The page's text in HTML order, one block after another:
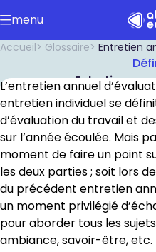
Accéder au contenu
Afficher le
menu
le menu
Accueil Glossaire Entretien
Entretien
L’entretien annuel
entretien individuel se
d’évaluation du travail et
sur l’année écoulée. Mais
moment de faire un point
les deux parties ; soit lors
du précédent entretien
un moment privilégié
pour aborder tous les
ambiance, savoir-être, etc.